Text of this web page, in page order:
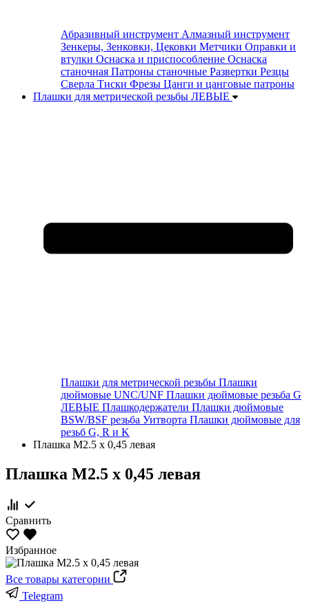
Абразивный инструмент Алмазный инструмент
Зенкеры, Зенковки, Цековки Метчики Оправки и
втулки Оснаска и приспособление Оснаска
станочная Патроны станочные Развертки Резцы
Сверла Тиски Фрезы Цанги и цанговые патроны
Плашки для метрической резьбы ЛЕВЫЕ
Плашки для метрической резьбы Плашки
дюймовые UNC/UNF Плашки дюймовые резьба G
ЛЕВЫЕ Плашкодержатели Плашки дюймовые
BSW/BSF резьба Уитворта Плашки дюймовые для
резьб G, R и K
Плашка М2.5 х 0,45 левая
Плашка М2.5 х 0,45 левая
Сравнить
Избранное
Все товары категории
Telegram